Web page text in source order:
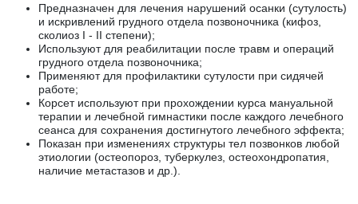
Предназначен для лечения нарушений осанки (сутулость)
и искривлений грудного отдела позвоночника (кифоз,
сколиоз I - II степени);
Используют для реабилитации после травм и операций
грудного отдела позвоночника;
Применяют для профилактики сутулости при сидячей
работе;
Корсет используют при прохождении курса мануальной
терапии и лечебной гимнастики после каждого лечебного
сеанса для сохранения достигнутого лечебного эффекта;
Показан при изменениях структуры тел позвонков любой
этиологии (остеопороз, туберкулез, остеохондропатия,
наличие метастазов и др.).